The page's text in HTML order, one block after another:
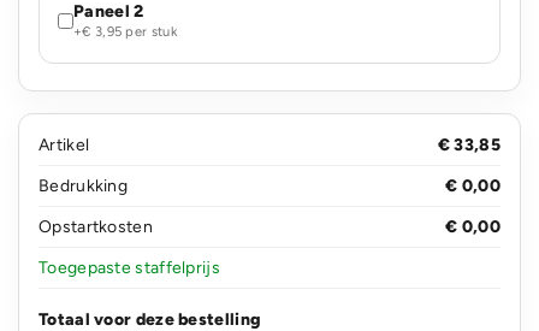
Paneel 2
+€ 3,95 per stuk
Artikel
€ 33,85
Bedrukking
€ 0,00
Opstartkosten
€ 0,00
Toegepaste staffelprijs
Totaal voor deze bestelling